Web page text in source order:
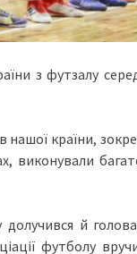
з футзалу
нашої країни,
виконували
й
футболу